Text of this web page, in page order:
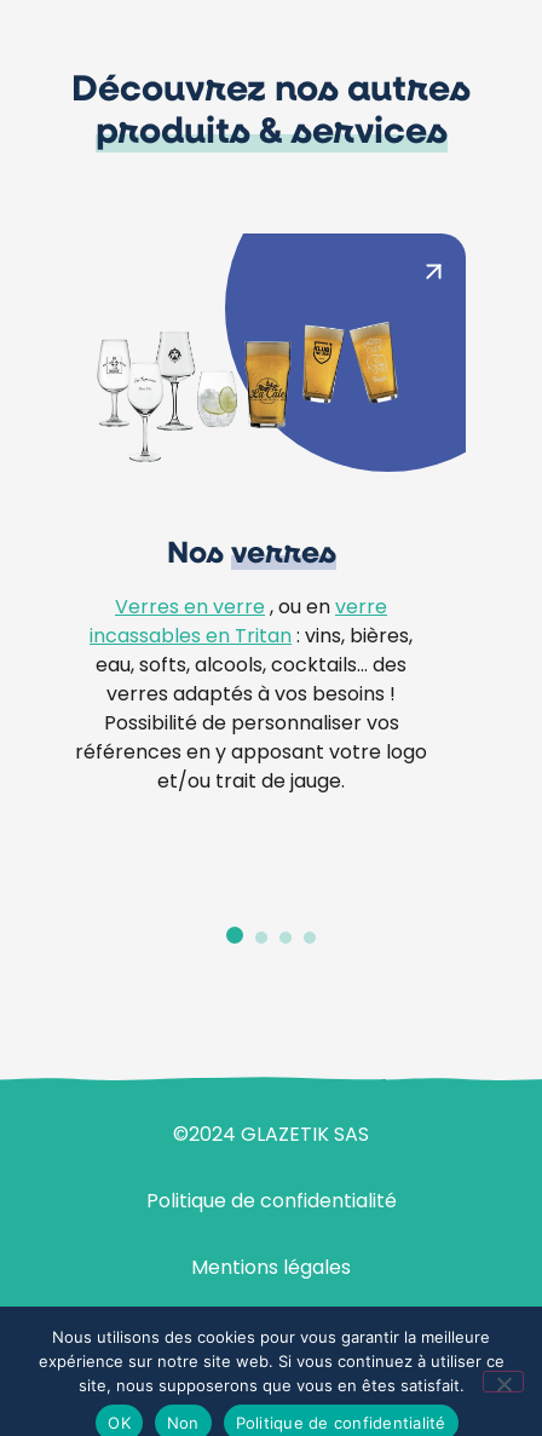
Découvrez nos autres
produits & services
Nos verres
Verres en verre , ou en verre
incassables en Tritan : vins, bières,
eau, softs, alcools, cocktails… des
verres adaptés à vos besoins !
Possibilité de personnaliser vos
références en y apposant votre logo
et/ou trait de jauge.
©2024 GLAZETIK SAS
Politique de confidentialité
Mentions légales
Design & développement : agence Demi-Sel
Espace commercial
Nous utilisons des cookies pour vous garantir la meilleure
expérience sur notre site web. Si vous continuez à utiliser ce
site, nous supposerons que vous en êtes satisfait.
OK
Non Politique de confidentialité